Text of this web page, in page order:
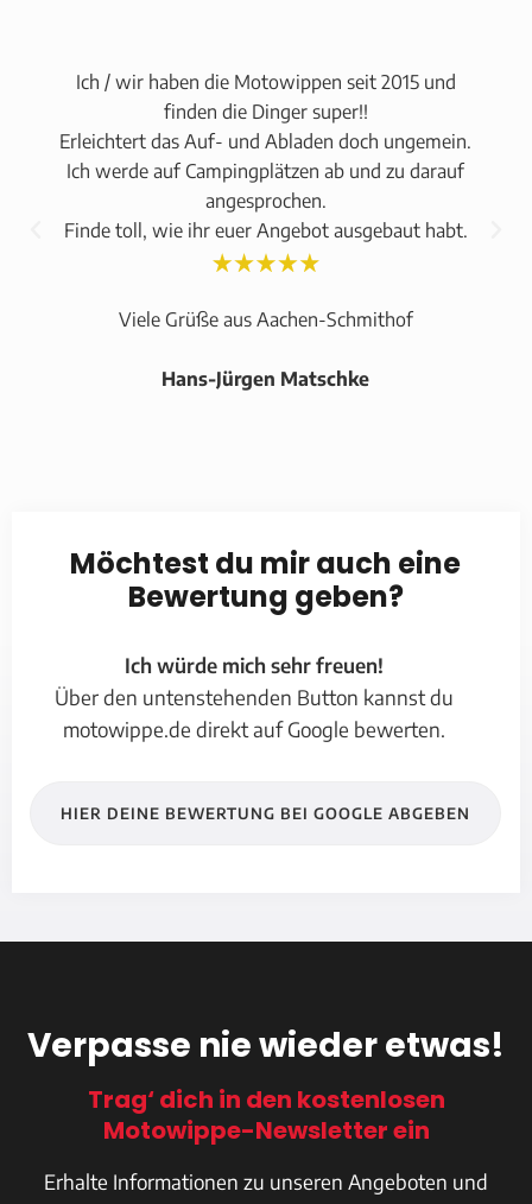
Ich / wir haben die Motowippen seit 2015 und
finden die Dinger super!!
Erleichtert das Auf- und Abladen doch ungemein.
Ich werde auf Campingplätzen ab und zu darauf
angesprochen.
Finde toll, wie ihr euer Angebot ausgebaut habt.
Viele Grüße aus Aachen-Schmithof
Hans-Jürgen Matschke
Möchtest du mir auch eine
Bewertung geben?
Ich würde mich sehr freuen!
Über den untenstehenden Button kannst du
motowippe.de direkt auf Google bewerten.
HIER DEINE BEWERTUNG BEI GOOGLE ABGEBEN
Verpasse nie wieder etwas!
Trag‘ dich in den kostenlosen
Motowippe-Newsletter ein
Erhalte Informationen zu unseren Angeboten und